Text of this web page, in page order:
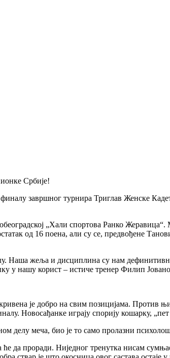
Србије!
завршног турнира Триглав Женске
„Хали спортова Ранко
од 16 поена, али су се, предвођене
Наша жеља и дисциплина су нам
у нашу корист – истиче тренер Филип
је добро на свим позицијама. Против
Новосађанке играју спорију кошарку,
делу меча, био је то само пролазни
проради. Ниједног тренутка нисам